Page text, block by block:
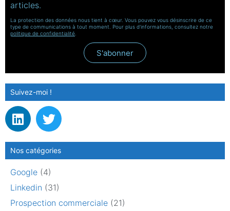
articles.
La protection des données nous tient à cœur. Vous pouvez vous désinscrire de ce
type de communications à tout moment. Pour plus d'informations, consultez notre
politique de confidentialité
S'abonner
Suivez-moi !
Nos catégories
Google (4)
Linkedin (31)
Prospection commerciale (21)